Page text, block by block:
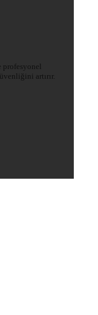
artırır.